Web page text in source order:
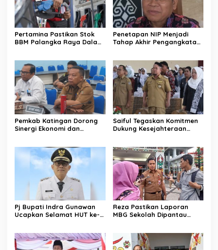
Pertamina Pastikan Stok
BBM Palangka Raya Dalam
Penetapan NIP Menjadi
Tahap Akhir Pengangkatan
Pemkab Katingan Dorong
Sinergi Ekonomi dan
Saiful Tegaskan Komitmen
Dukung Kesejahteraan
Pj Bupati Indra Gunawan
Ucapkan Selamat HUT ke-
Reza Pastikan Laporan
MBG Sekolah Dipantau